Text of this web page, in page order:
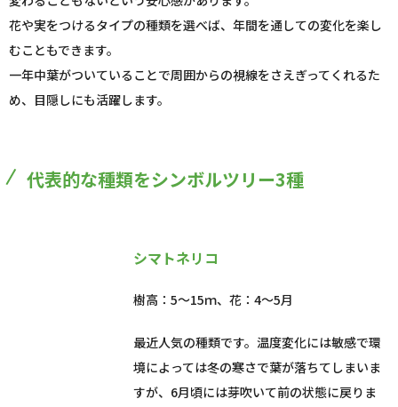
花や実をつけるタイプの種類を選べば、年間を通しての変化を楽し
むこともできます。
一年中葉がついていることで周囲からの視線をさえぎってくれるた
め、目隠しにも活躍します。
代表的な種類をシンボルツリー3種
シマトネリコ
樹高：5～15ｍ、花：4～5月
最近人気の種類です。温度変化には敏感で環
境によっては冬の寒さで葉が落ちてしまいま
すが、6月頃には芽吹いて前の状態に戻りま